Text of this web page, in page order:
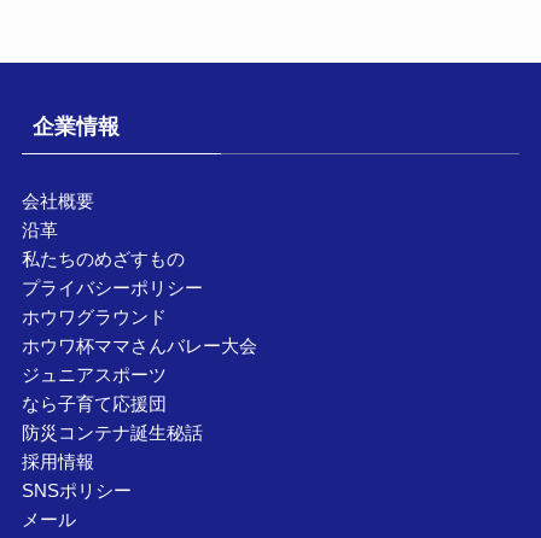
企業情報
会社概要
沿革
私たちのめざすもの
プライバシーポリシー
ホウワグラウンド
ホウワ杯ママさんバレー大会
ジュニアスポーツ
なら子育て応援団
防災コンテナ誕生秘話
採用情報
SNSポリシー
メール